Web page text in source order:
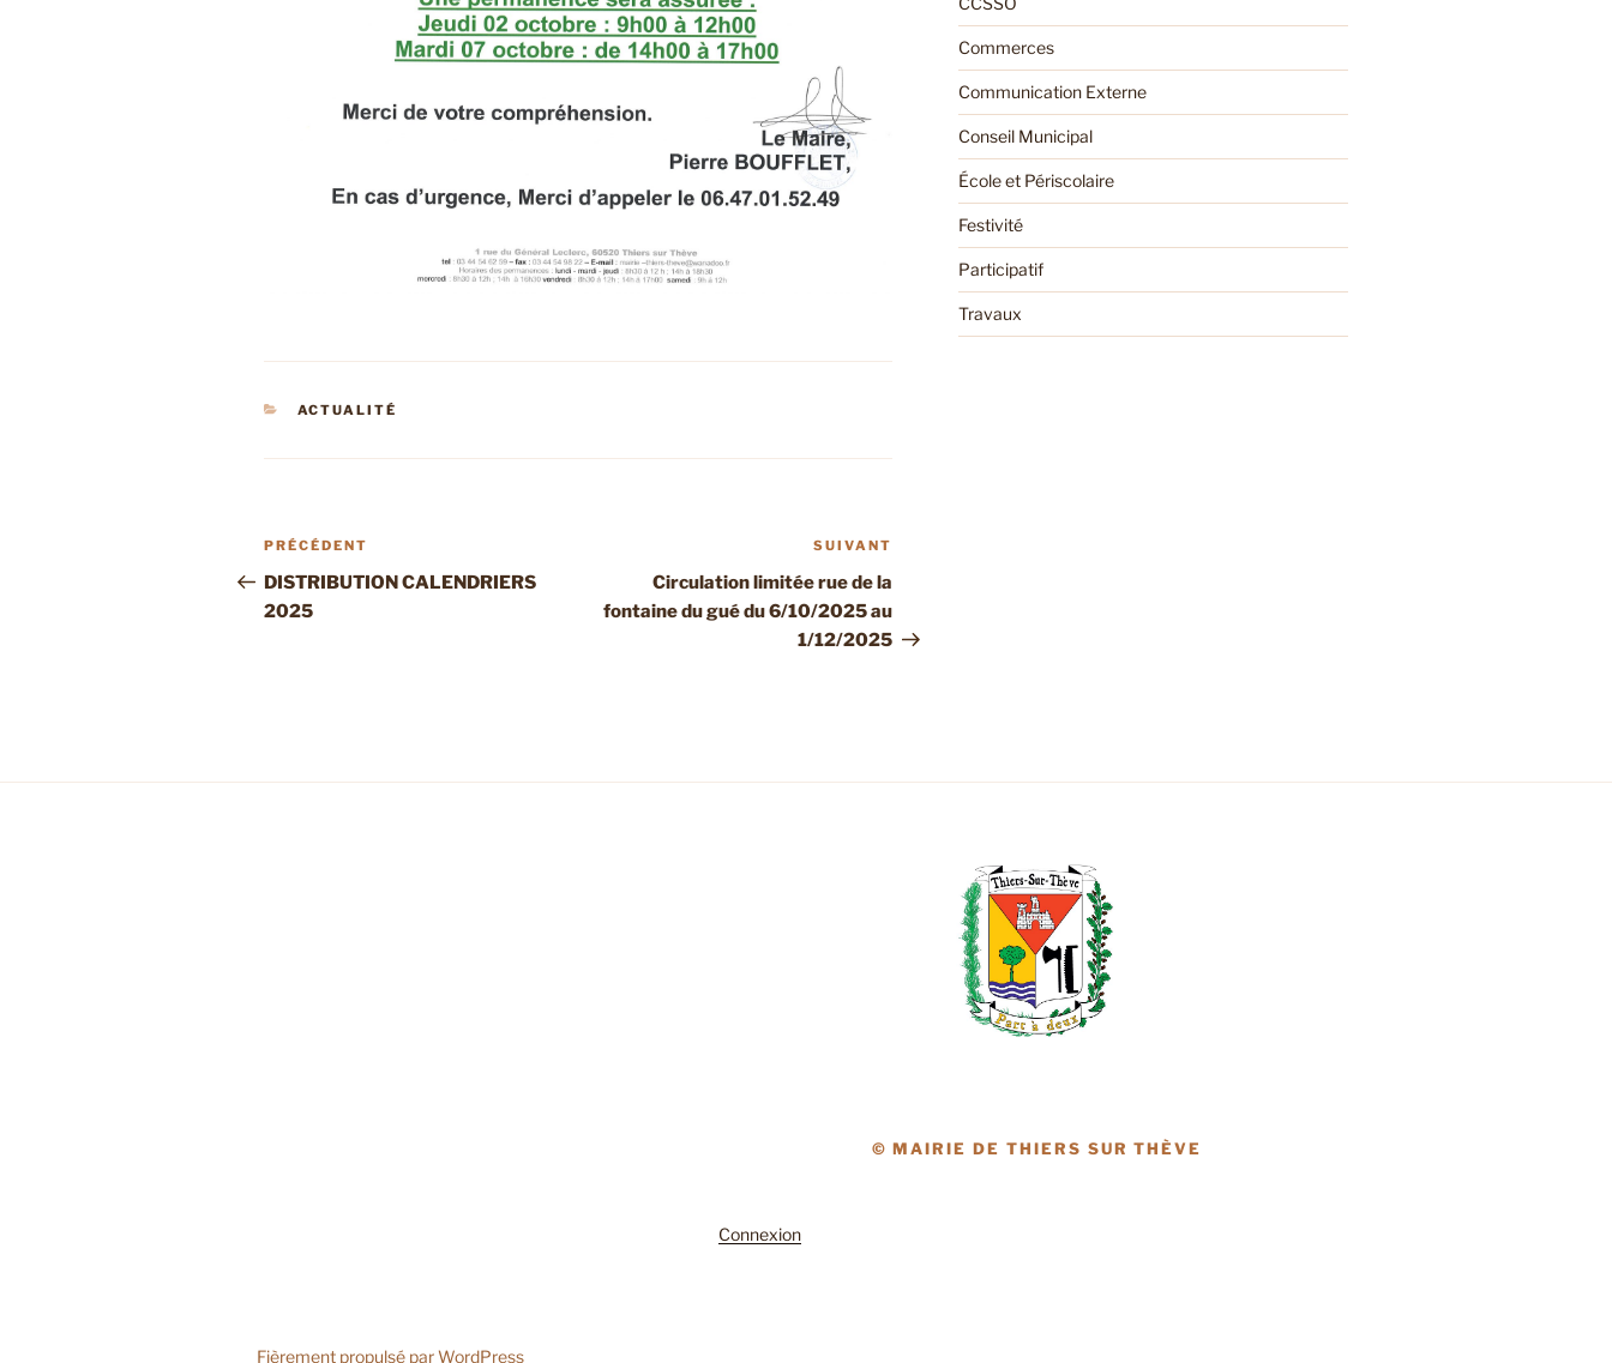
CATÉGORIES
ACTUALITÉ
Navigation
de
l’article
Article
précédent
PRÉCÉDENT
DISTRIBUTION CALENDRIERS
2025
SUIVANT
Circulation limitée rue de la
fontaine du gué du 6/10/2025 au
1/12/2025
Commerces
Communication Externe
Conseil Municipal
École et Périscolaire
Festivité
Participatif
Travaux
© MAIRIE DE THIERS SUR THÈVE
Connexion
Fièrement propulsé par WordPress